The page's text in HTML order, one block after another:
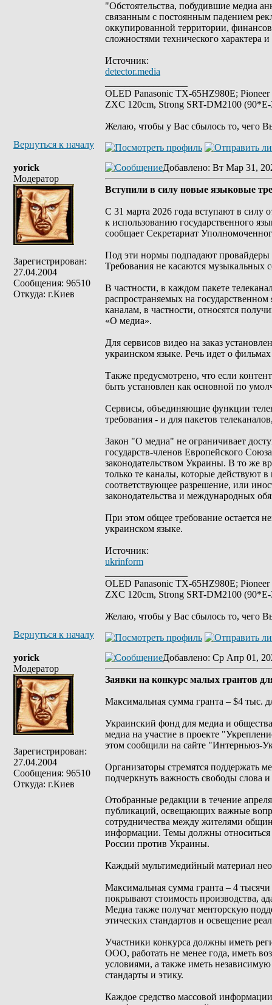
"Обстоятельства, побудившие медиа
связанным с постоянным падением
оккупированной территории,
сложностями технического характера и
Источник:
detector.media
OLED Panasonic TX-65HZ980E;
ZXC 120cm, Strong SRT-DM2100
Желаю, чтобы у Вас сбылось то, чего
Вернуться к началу
yorick
Модератор
Зарегистрирован:
27.04.2004
Сообщения: 96510
Откуда: г.Киев
Добавлено: Вт Мар 31,
Вступили в силу новые языковые
С 31 марта 2026 года вступают в силу
к использованию государственного
сообщает Секретариат
Под эти нормы подпадают провайдеры
Требования не касаются музыкальных
В частности, в каждом пакете
распространяемых на
каналам, в частности, относятся
«О медиа».
Для сервисов видео на заказ
украинском языке. Речь идет о
Также предусмотрено, что если
быть установлен как основной по
Сервисы, объединяющие функции
требования - и для пакетов
Закон "О медиа" не ограничивает
государств-членов Европейского
законодательством Украины. В то же
только те каналы, которые
соответствующее разрешение, или
законодательства и международных
При этом общее требование остается
украинском языке.
Источник:
ukrinform
OLED Panasonic TX-65HZ980E;
ZXC 120cm, Strong SRT-DM2100
Желаю, чтобы у Вас сбылось то, чего
Вернуться к началу
yorick
Модератор
Зарегистрирован:
27.04.2004
Сообщения: 96510
Откуда: г.Киев
Добавлено: Ср Апр 01,
Заявки на конкурс малых грантов
Максимальная сумма гранта – $4 тыс.
Украинский фонд для медиа и
медиа на участие в проекте
этом сообщили на сайте "Интерньюз-
Организаторы стремятся поддержать
подчеркнуть важность свободы слова
Отобранные редакции в течение
публикаций, освещающих важные
сотрудничества между жителями
информации. Темы должны
России против Украины.
Каждый мультимедийный материал
Максимальная сумма гранта – 4
покрывают стоимость производства,
Медиа также получат менторскую
этических стандартов и освещение
Участники конкурса должны иметь
ООО, работать не менее года, иметь
условиями, а также иметь
стандарты и этику.
Каждое средство массовой